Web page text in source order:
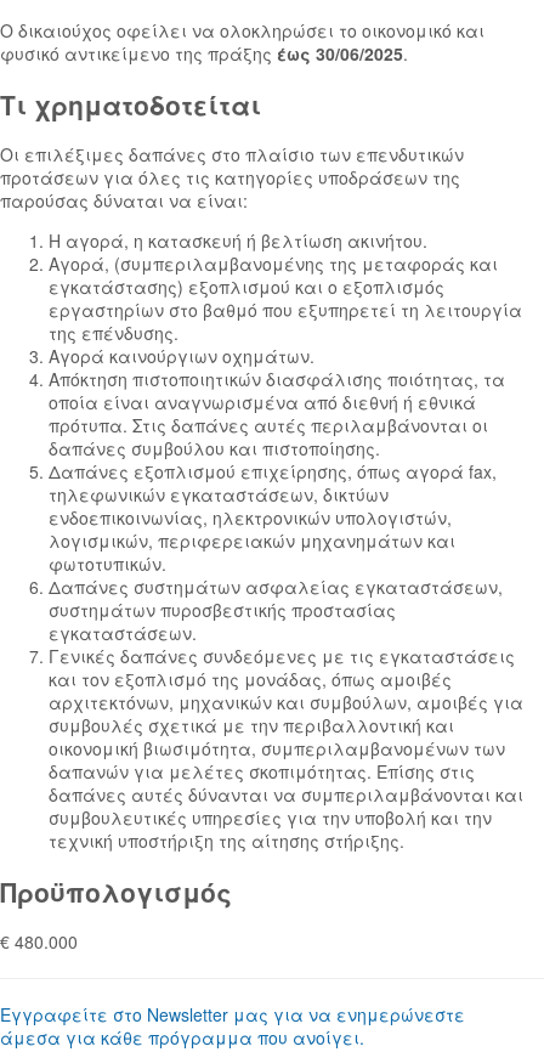
Ο δικαιούχος οφείλει να ολοκληρώσει το οικονομικό και
φυσικό αντικείμενο της πράξης έως 30/06/2025.
Τι χρηματοδοτείται
Οι επιλέξιμες δαπάνες στο πλαίσιο των επενδυτικών
προτάσεων για όλες τις κατηγορίες υποδράσεων της
παρούσας δύναται να είναι:
Η αγορά, η κατασκευή ή βελτίωση ακινήτου.
Αγορά, (συμπεριλαμβανομένης της μεταφοράς και
εγκατάστασης) εξοπλισμού και ο εξοπλισμός
εργαστηρίων στο βαθμό που εξυπηρετεί τη λειτουργία
της επένδυσης.
Αγορά καινούργιων οχημάτων.
Απόκτηση πιστοποιητικών διασφάλισης ποιότητας, τα
οποία είναι αναγνωρισμένα από διεθνή ή εθνικά
πρότυπα. Στις δαπάνες αυτές περιλαμβάνονται οι
δαπάνες συμβούλου και πιστοποίησης.
Δαπάνες εξοπλισμού επιχείρησης, όπως αγορά fax,
τηλεφωνικών εγκαταστάσεων, δικτύων
ενδοεπικοινωνίας, ηλεκτρονικών υπολογιστών,
λογισμικών, περιφερειακών μηχανημάτων και
φωτοτυπικών.
Δαπάνες συστημάτων ασφαλείας εγκαταστάσεων,
συστημάτων πυροσβεστικής προστασίας
εγκαταστάσεων.
Γενικές δαπάνες συνδεόμενες με τις εγκαταστάσεις
και τον εξοπλισμό της μονάδας, όπως αμοιβές
αρχιτεκτόνων, μηχανικών και συμβούλων, αμοιβές για
συμβουλές σχετικά με την περιβαλλοντική και
οικονομική βιωσιμότητα, συμπεριλαμβανομένων των
δαπανών για μελέτες σκοπιμότητας. Επίσης στις
δαπάνες αυτές δύνανται να συμπεριλαμβάνονται και
συμβουλευτικές υπηρεσίες για την υποβολή και την
τεχνική υποστήριξη της αίτησης στήριξης.
Προϋπολογισμός
€ 480.000
Εγγραφείτε στο Newsletter μας για να ενημερώνεστε
άμεσα για κάθε πρόγραμμα που ανοίγει.